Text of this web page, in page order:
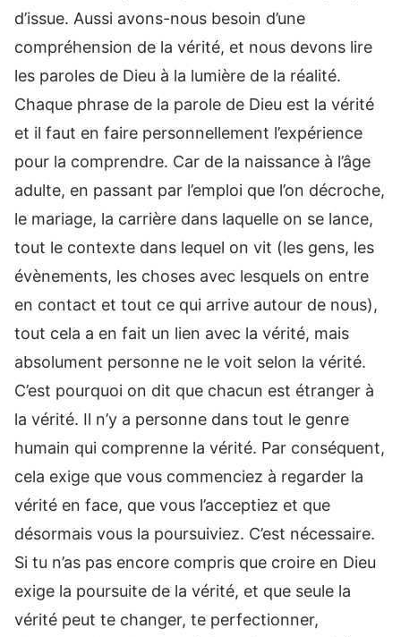
d’issue. Aussi avons-nous besoin d’une
compréhension de la vérité, et nous devons lire
les paroles de Dieu à la lumière de la réalité.
Chaque phrase de la parole de Dieu est la vérité
et il faut en faire personnellement l’expérience
pour la comprendre. Car de la naissance à l’âge
adulte, en passant par l’emploi que l’on décroche,
le mariage, la carrière dans laquelle on se lance,
tout le contexte dans lequel on vit (les gens, les
évènements, les choses avec lesquels on entre
en contact et tout ce qui arrive autour de nous),
tout cela a en fait un lien avec la vérité, mais
absolument personne ne le voit selon la vérité.
C’est pourquoi on dit que chacun est étranger à
la vérité. Il n’y a personne dans tout le genre
humain qui comprenne la vérité. Par conséquent,
cela exige que vous commenciez à regarder la
vérité en face, que vous l’acceptiez et que
désormais vous la poursuiviez. C’est nécessaire.
Si tu n’as pas encore compris que croire en Dieu
exige la poursuite de la vérité, et que seule la
vérité peut te changer, te perfectionner,